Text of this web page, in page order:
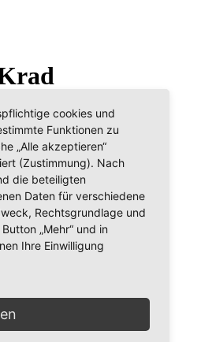
cookies und
Funktionen zu
„Alle akzeptieren“
(Zustimmung). Nach
die beteiligten
Daten für verschiedene
Rechtsgrundlage und
„Mehr“ und in
Ihre Einwilligung